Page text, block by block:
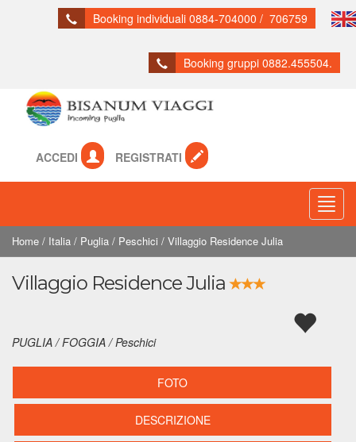
Booking individuali 0884-704000 / 706759
Booking gruppi 0882.455504.
ACCEDI REGISTRATI
Home / Italia / Puglia / Peschici / Villaggio Residence Julia
Villaggio Residence Julia
PUGLIA / FOGGIA / Peschici
FOTO
DESCRIZIONE